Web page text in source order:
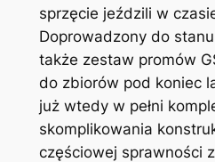
sprzęcie jeździli w
Doprowadzony do
także zestaw promów
do zbiorów pod koniec
już wtedy w pełni
skomplikowania
częściowej sprawności